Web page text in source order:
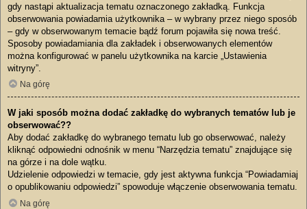
gdy nastąpi aktualizacja tematu oznaczonego zakładką. Funkcja
obserwowania powiadamia użytkownika – w wybrany przez niego sposób
– gdy w obserwowanym temacie bądź forum pojawiła się nowa treść.
Sposoby powiadamiania dla zakładek i obserwowanych elementów
można konfigurować w panelu użytkownika na karcie „Ustawienia
witryny”.
Na górę
W jaki sposób można dodać zakładkę do wybranych tematów lub je
obserwować??
Aby dodać zakładkę do wybranego tematu lub go obserwować, należy
kliknąć odpowiedni odnośnik w menu “Narzędzia tematu” znajdujące się
na górze i na dole wątku.
Udzielenie odpowiedzi w temacie, gdy jest aktywna funkcja “Powiadamiaj
o opublikowaniu odpowiedzi” spowoduje włączenie obserwowania tematu.
Na górę